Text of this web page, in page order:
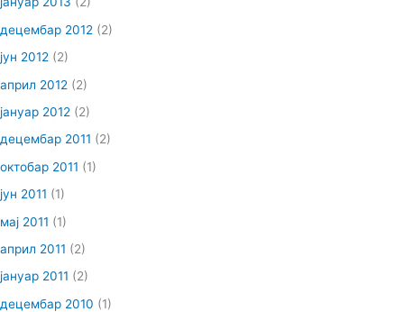
децембар 2012 (2)
јун 2012 (2)
април 2012 (2)
јануар 2012 (2)
децембар 2011 (2)
октобар 2011 (1)
јун 2011 (1)
мај 2011 (1)
април 2011 (2)
јануар 2011 (2)
децембар 2010 (1)